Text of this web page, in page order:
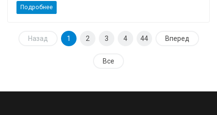
Подробнее
Назад 1 2 3 4 44 Вперед
Все